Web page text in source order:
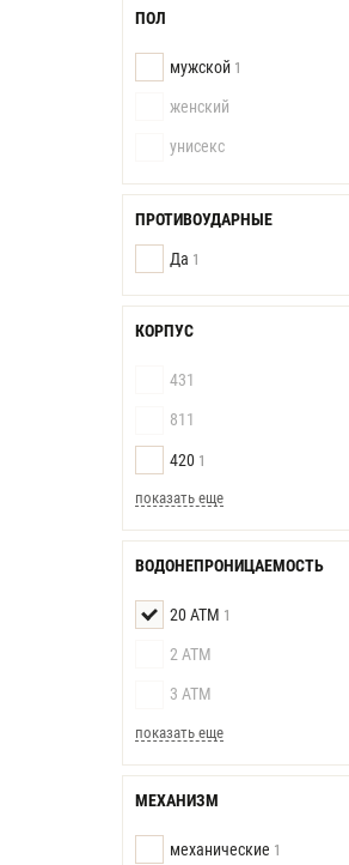
ПОЛ
мужской 1
женский
унисекс
ПРОТИВОУДАРНЫЕ
Да 1
КОРПУС
431
811
420 1
показать еще
ВОДОНЕПРОНИЦАЕМОСТЬ
20 АТМ 1
2 АТМ
3 АТМ
показать еще
МЕХАНИЗМ
механические 1